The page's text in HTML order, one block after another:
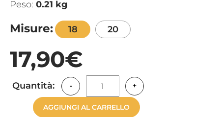
Peso: 0.21 kg
Misure: 18 20
17,90€
Quantità: - +
AGGIUNGI AL CARRELLO